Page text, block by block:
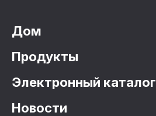
Дом
Продукты
Электронный каталог
Новости